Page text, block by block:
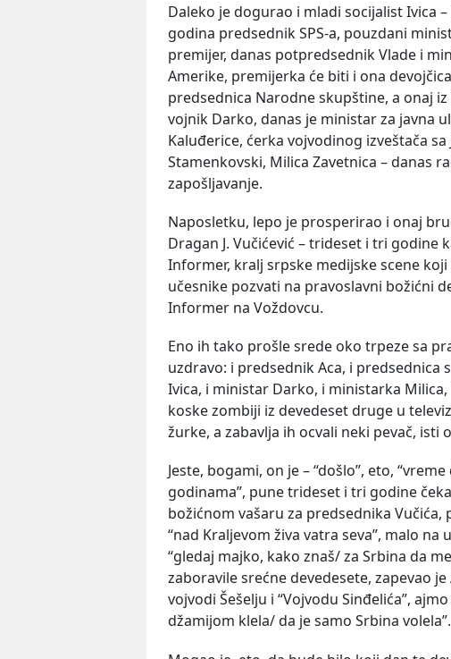
Daleko je dogurao i mladi socijalist Ivica
godina predsednik SPS-a, pouzdani
premijer, danas potpredsednik Vlade i
Amerike, premijerka će biti i ona
predsednica Narodne skupštine, a onaj
vojnik Darko, danas je ministar za javna
Kaluđerice, ćerka vojvodinog izveštača
Stamenkovski, Milica Zavetnica – danas
zapošljavanje.
Naposletku, lepo je prosperirao i onaj
Dragan J. Vučićević – trideset i tri godine
Informer, kralj srpske medijske scene
učesnike pozvati na pravoslavni božićni
Informer na Voždovcu.
Eno ih tako prošle srede oko trpeze sa
uzdravo: i predsednik Aca, i predsednica
Ivica, i ministar Darko, i ministarka
koske zombiji iz devedeset druge u
žurke, a zabavlja ih ocvali neki pevač, isti
Jeste, bogami, on je – “došlo”, eto,
godinama”, pune trideset i tri godine
božićnom vašaru za predsednika
“nad Kraljevom živa vatra seva”, malo
“gledaj majko, kako znaš/ za Srbina da
zaboravile srećne devedesete, zapevao
vojvodi Šešelju i “Vojvodu Sinđelića”,
džamijom klela/ da je samo Srbina volela”.